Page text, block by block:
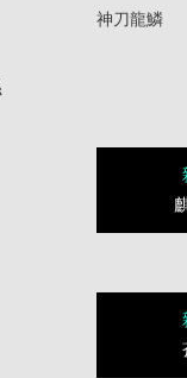
神刀龍鱗